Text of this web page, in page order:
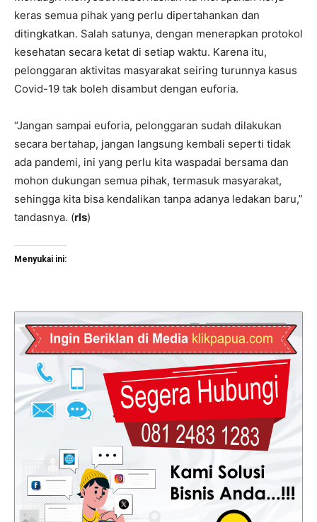
keras semua pihak yang perlu dipertahankan dan
ditingkatkan. Salah satunya, dengan menerapkan protokol
kesehatan secara ketat di setiap waktu. Karena itu,
pelonggaran aktivitas masyarakat seiring turunnya kasus
Covid-19 tak boleh disambut dengan euforia.
“Jangan sampai euforia, pelonggaran sudah dilakukan
secara bertahap, jangan langsung kembali seperti tidak
ada pandemi, ini yang perlu kita waspadai bersama dan
mohon dukungan semua pihak, termasuk masyarakat,
sehingga kita bisa kendalikan tanpa adanya ledakan baru,”
tandasnya. (rls)
Menyukai ini: